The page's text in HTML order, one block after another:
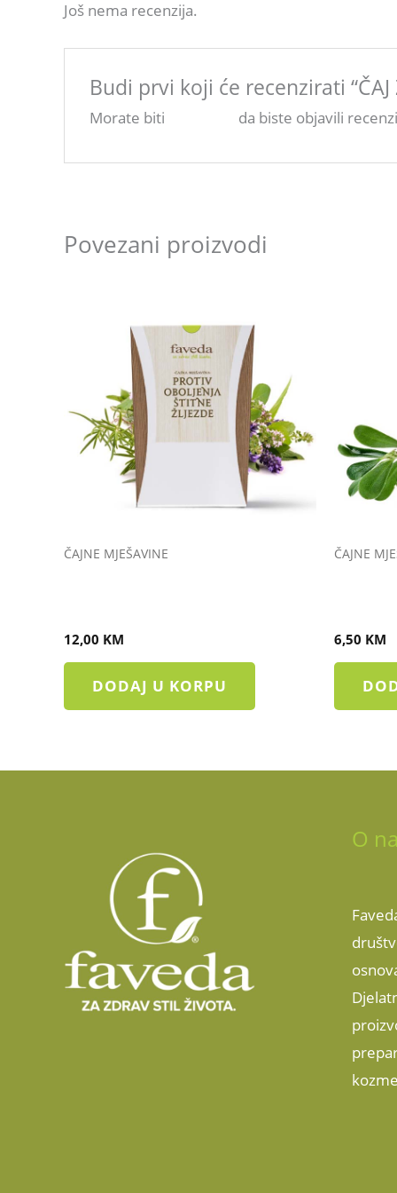
Još nema recenzija.
Budi prvi koji će recenzirati “ČAJ
Morate biti da biste objavili
Povezani proizvodi
ČAJNE MJEŠAVINE
12,00 KM
DODAJ U KORPU
ČAJNE
6,50 KM
O